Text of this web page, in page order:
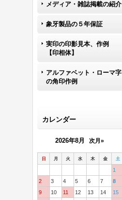
メディア・雑誌掲載の紹介
象牙製品の５年保証
実印の印影見本、作例
【印相体】
アルファベット・ローマ字
の角印作例
カレンダー
2026年8月 次月»
日 月 火 水 木 金 土
1
2
3 4 5 6 7
8
9
10 11 12 13 14
15